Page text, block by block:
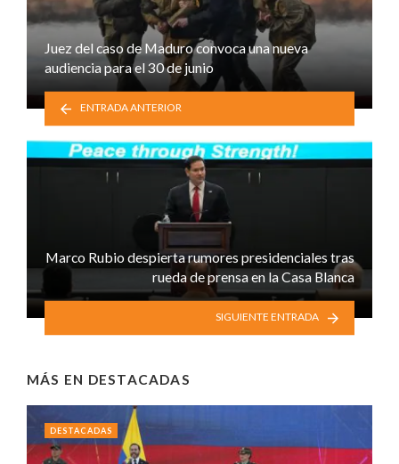
Juez del caso de Maduro convoca una nueva
audiencia para el 30 de junio
ENTRADA ANTERIOR
Marco Rubio despierta rumores presidenciales tras
rueda de prensa en la Casa Blanca
SIGUIENTE ENTRADA
MÁS EN DESTACADAS
DESTACADAS